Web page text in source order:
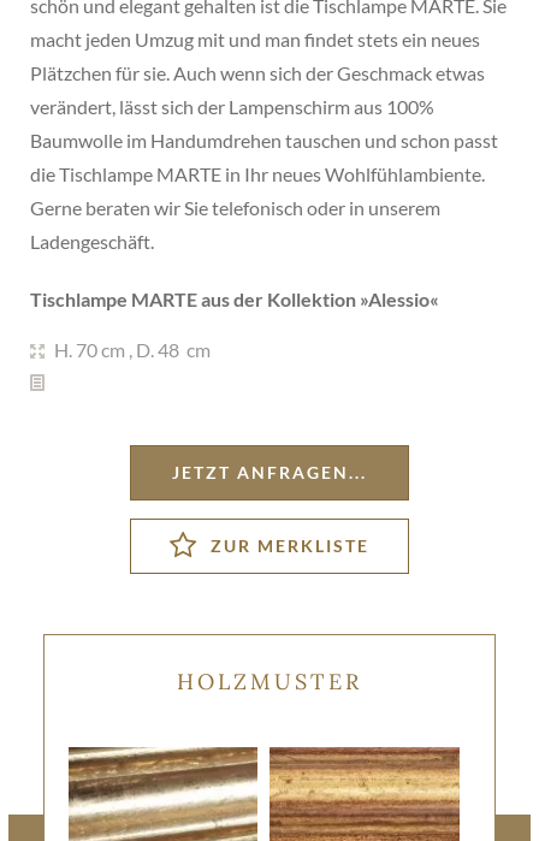
schön und elegant gehalten ist die Tischlampe MARTE. Sie
macht jeden Umzug mit und man findet stets ein neues
Plätzchen für sie. Auch wenn sich der Geschmack etwas
verändert, lässt sich der Lampenschirm aus 100%
Baumwolle im Handumdrehen tauschen und schon passt
die Tischlampe MARTE in Ihr neues Wohlfühlambiente.
Gerne beraten wir Sie telefonisch oder in unserem
Ladengeschäft.
Tischlampe MARTE aus der Kollektion »Alessio«
H. 70 cm , D. 48 cm
JETZT ANFRAGEN...
HOLZMUSTER